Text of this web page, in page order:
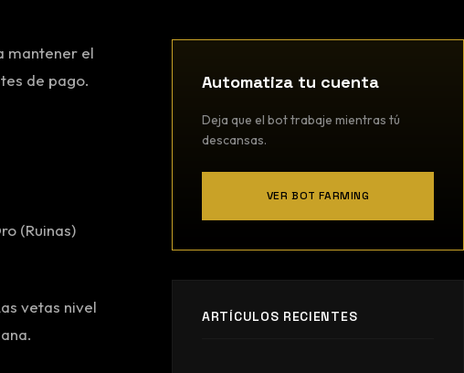
mantener el
de pago.
(Ruinas)
vetas nivel
Automatiza tu cuenta
Deja que el bot trabaje mientras tú
descansas.
VER BOT FARMING
ARTÍCULOS RECIENTES